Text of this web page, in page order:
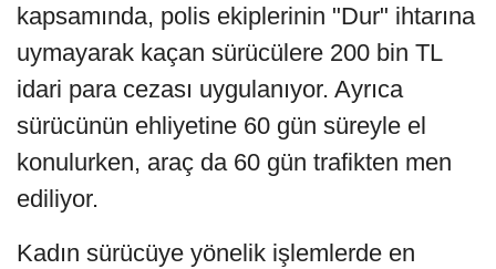
kapsamında, polis ekiplerinin "Dur" ihtarına
uymayarak kaçan sürücülere 200 bin TL
idari para cezası uygulanıyor. Ayrıca
sürücünün ehliyetine 60 gün süreyle el
konulurken, araç da 60 gün trafikten men
ediliyor.
Kadın sürücüye yönelik işlemlerde en